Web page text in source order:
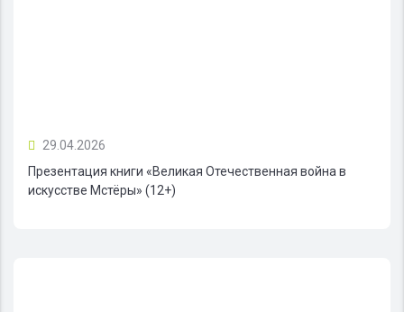
29.04.2026
Презентация книги «Великая Отечественная война в
искусстве Мстёры» (12+)